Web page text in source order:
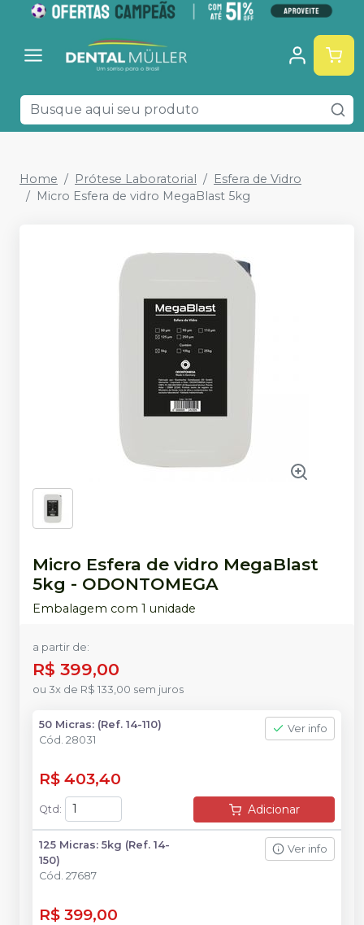
Home Prótese Laboratorial
Esfera de Vidro
Micro Esfera de vidro MegaBlast 5kg
Micro Esfera de vidro MegaBlast
5kg - ODONTOMEGA
Embalagem com 1 unidade
a partir de:
R$ 399,00
ou 3x de R$ 133,00 sem juros
50 Micras: (Ref. 14-110)
Cód. 28031
Ver info
R$ 403,40
Qtd : Adicionar
125 Micras: 5kg (Ref. 14-
150)
Cód. 27687
Ver info
R$ 399,00